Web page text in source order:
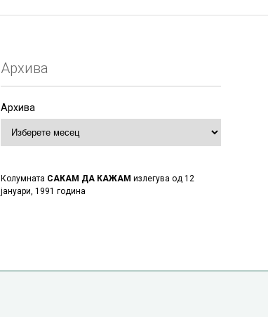
Архива
Архива
Колумната САКАМ ДА КАЖАМ излегува од 12
јануари, 1991 година